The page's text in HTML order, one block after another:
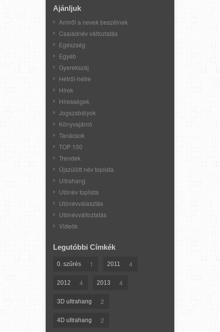
Ajánljuk
Amiről a nevek beszélnek
Családnév változtatás
Egészség
Egyéb
Gyerekszáj
Hétről-hétre
Hírek
Hírességek
Jogszabályok
Könyvajánló
Tanácsok
TOP 100
Trendek
Újszülött név toplista
Ultrahang
Utónév toplista
Utónévválasztás
Utónévváltoztatás
Videók
Legutóbbi Címkék
0. szűrés 1 2011 4
2012 4 2013 4
3D ultrahang 2
4D ultrahang 2